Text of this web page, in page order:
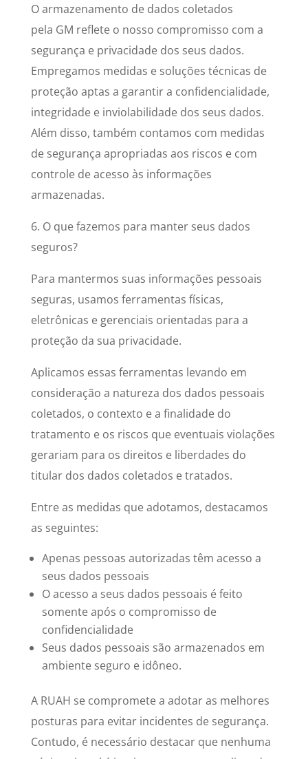
O armazenamento de dados coletados
pela GM reflete o nosso compromisso com a
segurança e privacidade dos seus dados.
Empregamos medidas e soluções técnicas de
proteção aptas a garantir a confidencialidade,
integridade e inviolabilidade dos seus dados.
Além disso, também contamos com medidas
de segurança apropriadas aos riscos e com
controle de acesso às informações
armazenadas.
6. O que fazemos para manter seus dados
seguros?
Para mantermos suas informações pessoais
seguras, usamos ferramentas físicas,
eletrônicas e gerenciais orientadas para a
proteção da sua privacidade.
Aplicamos essas ferramentas levando em
consideração a natureza dos dados pessoais
coletados, o contexto e a finalidade do
tratamento e os riscos que eventuais violações
gerariam para os direitos e liberdades do
titular dos dados coletados e tratados.
Entre as medidas que adotamos, destacamos
as seguintes:
Apenas pessoas autorizadas têm acesso a
seus dados pessoais
O acesso a seus dados pessoais é feito
somente após o compromisso de
confidencialidade
Seus dados pessoais são armazenados em
ambiente seguro e idôneo.
A RUAH se compromete a adotar as melhores
posturas para evitar incidentes de segurança.
Contudo, é necessário destacar que nenhuma